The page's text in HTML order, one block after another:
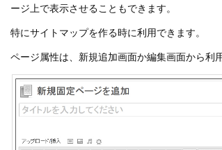
ージ上で表示させることもできます。
特にサイトマップを作る時に利用できます。
ページ属性は、新規追加画面か編集画面から利